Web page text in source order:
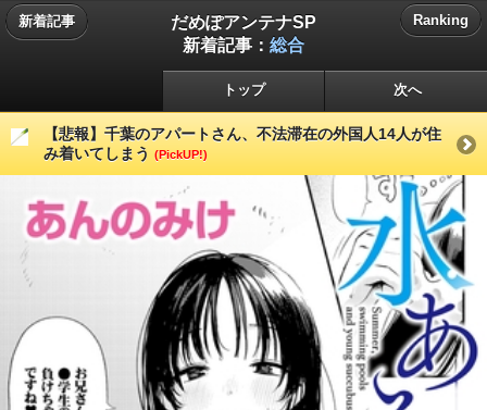
新着記事
だめぽアンテナSP
新着記事： 総合
Ranking
トップ 次へ
【悲報】千葉のアパートさん、不法滞在の外国人14人が住
み着いてしまう (PickUP!)